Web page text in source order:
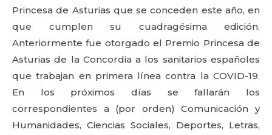
Princesa de Asturias que se conceden este año, en
que cumplen su cuadragésima edición.
Anteriormente fue otorgado el Premio Princesa de
Asturias de la Concordia a los sanitarios españoles
que trabajan en primera línea contra la COVID-19.
En los próximos días se fallarán los
correspondientes a (por orden) Comunicación y
Humanidades, Ciencias Sociales, Deportes, Letras,